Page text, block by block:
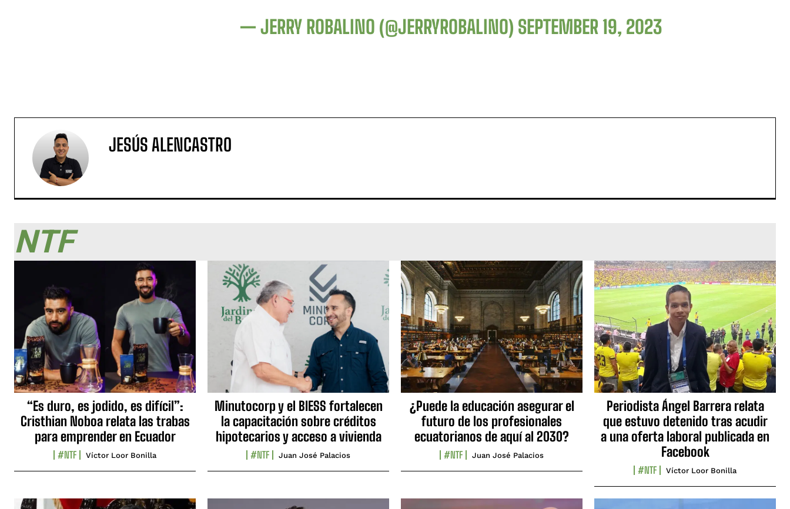
— JERRY ROBALINO (@JERRYROBALINO) SEPTEMBER 19, 2023
JESÚS ALENCASTRO
NTF
“Es duro, es jodido, es difícil”:
Cristhian Noboa relata las trabas
para emprender en Ecuador
#NTF Víctor Loor Bonilla
Minutocorp y el BIESS fortalecen
la capacitación sobre créditos
hipotecarios y acceso a vivienda
#NTF Juan José Palacios
¿Puede la educación asegurar el
futuro de los profesionales
ecuatorianos de aquí al 2030?
#NTF Juan José Palacios
Periodista Ángel Barrera relata
que estuvo detenido tras acudir
a una oferta laboral publicada en
Facebook
#NTF Víctor Loor Bonilla